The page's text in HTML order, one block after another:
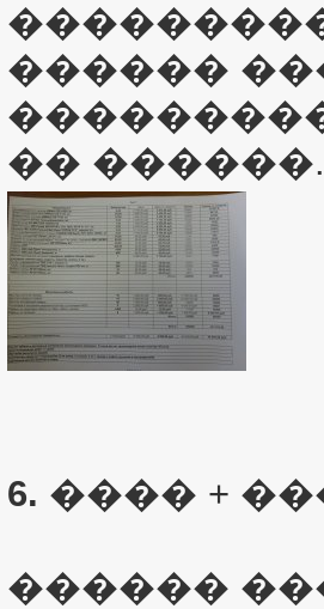
������
�� ������.
6. ���� +
������